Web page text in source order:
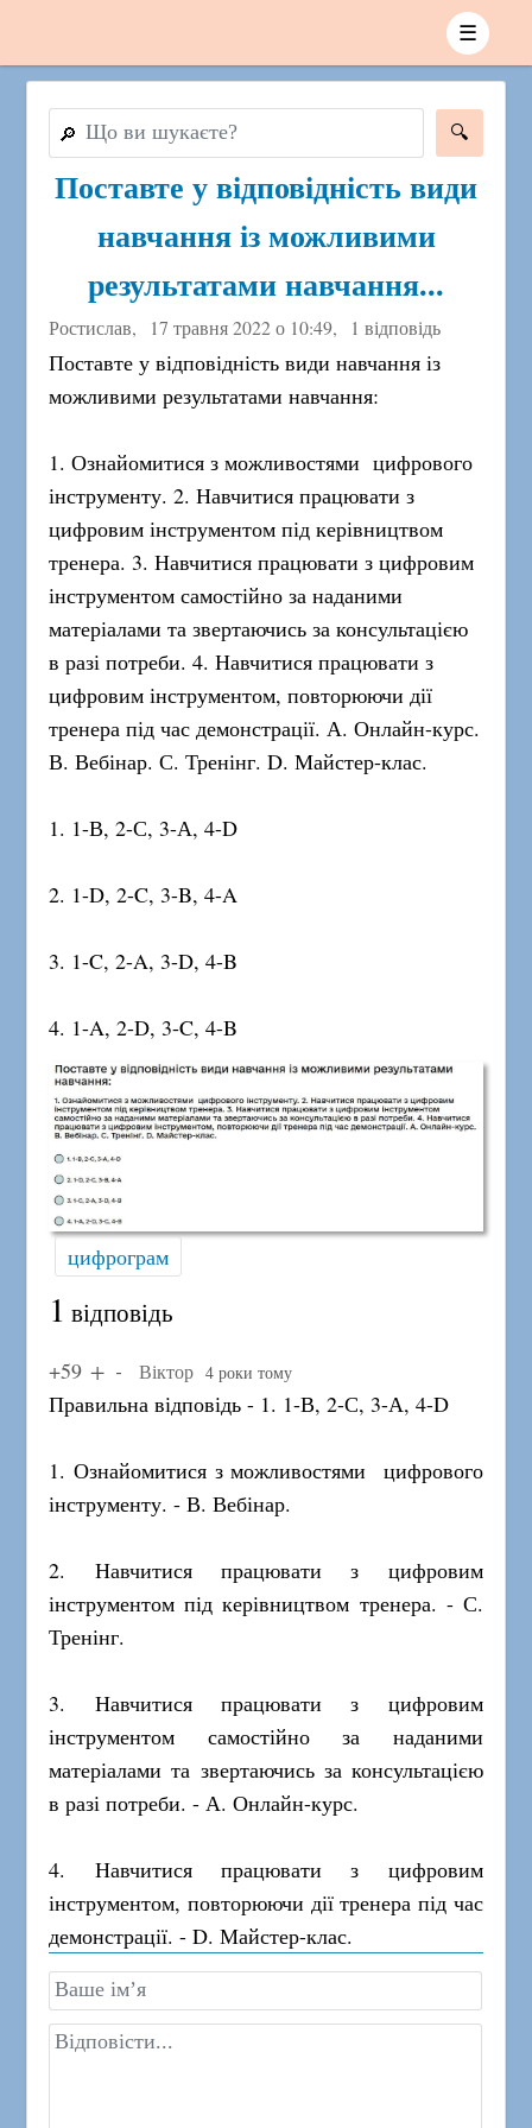
☰
🔎
Поставте у відповідність види
навчання із можливими
результатами навчання...
Ростислав, 17 травня 2022 о 10:49, 1 відповідь
Поставте у відповідність види навчання із
можливими результатами навчання:
1. Ознайомитися з можливостями цифрового
інструменту. 2. Навчитися працювати з
цифровим інструментом під керівництвом
тренера. 3. Навчитися працювати з цифровим
інструментом самостійно за наданими
матеріалами та звертаючись за консультацією
в разі потреби. 4. Навчитися працювати з
цифровим інструментом, повторюючи дії
тренера під час демонстрації. А. Онлайн-курс.
В. Вебінар. С. Тренінг. D. Майстер-клас.
1. 1-В, 2-С, 3-А, 4-D
2. 1-D, 2-C, 3-B, 4-A
3. 1-C, 2-A, 3-D, 4-B
4. 1-A, 2-D, 3-C, 4-B
цифрограм
1 відповідь
+59 Віктор 4 роки тому
Правильна відповідь - 1. 1-В, 2-С, 3-А, 4-D
1. Ознайомитися з можливостями цифрового
інструменту. - В. Вебінар.
2. Навчитися працювати з цифровим
інструментом під керівництвом тренера. - С.
Тренінг.
3. Навчитися працювати з цифровим
інструментом самостійно за наданими
матеріалами та звертаючись за консультацією
в разі потреби. - А. Онлайн-курс.
4. Навчитися працювати з цифровим
інструментом, повторюючи дії тренера під час
демонстрації. - D. Майстер-клас.